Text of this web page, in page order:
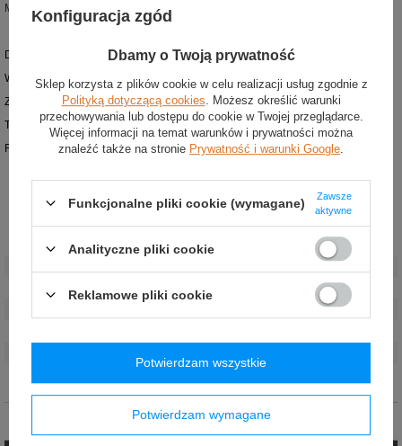
Model: 9TWENTY
Damska czapka baseballowa z najnowszej kolekcji Alpine F1
Wykonana z wysokiej jakości bawełny
Z przodu umieszczono naszywkę z logo zespołu
Tylna część zaprojektowana specjalnie dla osób z długimi włosami
Regulowany pasek
Stan:
Nowy
Kategoria
Czapki baseballowe
Konfiguracja zgód
Dbamy o Twoją prywatność
Sklep korzysta z plików cookie w celu realizacji usług zgodnie z
Polityką dotyczącą cookies . Możesz określić warunki
przechowywania lub dostępu do cookie w Twojej przeglądarce.
Więcej informacji na temat warunków i prywatności można
znaleźć także na stronie Prywatność i warunki Google
Funkcjonalne pliki cookie (wymagane)
Zawsze
aktywne
Analityczne pliki cookie
Reklamowe pliki cookie
Potwierdzam wymagane
Potwierdzam wszystkie